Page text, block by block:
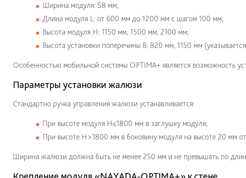
Ширина модуля: 58 мм;
Длина модуля L: от 600 мм до 1200 мм с шагом 100 мм;
Высота модуля Н: 1150 мм, 1500 мм, 2100 мм;
Высота установки поперечины В: 820 мм, 1150 мм
Особенностью мобильной системы OPTIMA+ является возможность
Параметры установки жалюзи
Стандартно ручка управления жалюзи устанавливается:
При высоте модуля Н≤1800 мм в заглушку модуля;
При высоте Н>1800 мм в боковину модуля на высоте 20 мм
Ширина жалюзи должна быть не менее 250 мм и не превышать по